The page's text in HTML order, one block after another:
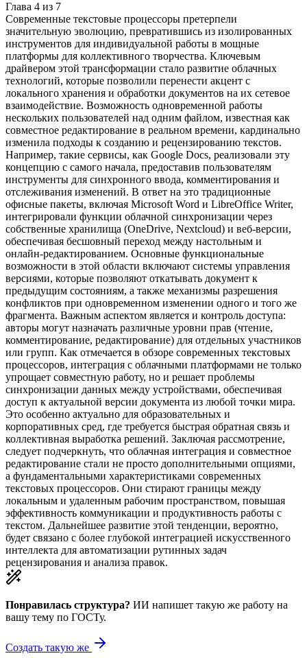
Глава 4 из 7
Современные текстовые процессоры претерпели
значительную эволюцию, превратившись из изолированных
инструментов для индивидуальной работы в мощные
платформы для коллективного творчества. Ключевым
драйвером этой трансформации стало развитие облачных
технологий, которые позволили перенести акцент с
локального хранения и обработки документов на их сетевое
взаимодействие. Возможность одновременной работы
нескольких пользователей над одним файлом, известная как
совместное редактирование в реальном времени, кардинально
изменила подходы к созданию и рецензированию текстов.
Например, такие сервисы, как Google Docs, реализовали эту
концепцию с самого начала, предоставив пользователям
инструменты для синхронного ввода, комментирования и
отслеживания изменений. В ответ на это традиционные
офисные пакеты, включая Microsoft Word и LibreOffice Writer,
интегрировали функции облачной синхронизации через
собственные хранилища (OneDrive, Nextcloud) и веб-версии,
обеспечивая бесшовный переход между настольным и
онлайн-редактированием. Основные функциональные
возможности в этой области включают системы управления
версиями, которые позволяют откатывать документ к
предыдущим состояниям, а также механизмы разрешения
конфликтов при одновременном изменении одного и того же
фрагмента. Важным аспектом является и контроль доступа:
авторы могут назначать различные уровни прав (чтение,
комментирование, редактирование) для отдельных участников
или групп. Как отмечается в обзоре современных текстовых
процессоров, интеграция с облачными платформами не только
упрощает совместную работу, но и решает проблемы
синхронизации данных между устройствами, обеспечивая
доступ к актуальной версии документа из любой точки мира.
Это особенно актуально для образовательных и
корпоративных сред, где требуется быстрая обратная связь и
коллективная выработка решений. Заключая рассмотрение,
следует подчеркнуть, что облачная интеграция и совместное
редактирование стали не просто дополнительными опциями,
а фундаментальными характеристиками современных
текстовых процессоров. Они стирают границы между
локальным и удаленным рабочим пространством, повышая
эффективность коммуникации и продуктивность работы с
текстом. Дальнейшее развитие этой тенденции, вероятно,
будет связано с более глубокой интеграцией искусственного
интеллекта для автоматизации рутинных задач
рецензирования и анализа правок.
Понравилась структура? ИИ напишет такую же работу на
вашу тему по ГОСТу.
Создать такую же